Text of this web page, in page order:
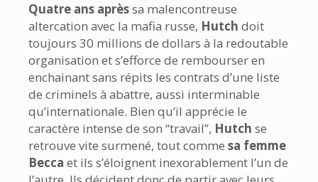
Quatre ans aprèssa malencontreuse
altercation avec la mafia russe, Hutch doit
toujours 30 millions de dollars à la redoutable
organisation et s’efforce de rembourser en
enchainant sans répits les contrats d’une liste
de criminels à abattre, aussi interminable
qu’internationale. Bien qu’il apprécie le
caractère intense de son ‘‘travail’’, Hutch se
retrouve vite surmené, tout comme sa femme
Becca et ils s’éloignent inexorablement l’un de